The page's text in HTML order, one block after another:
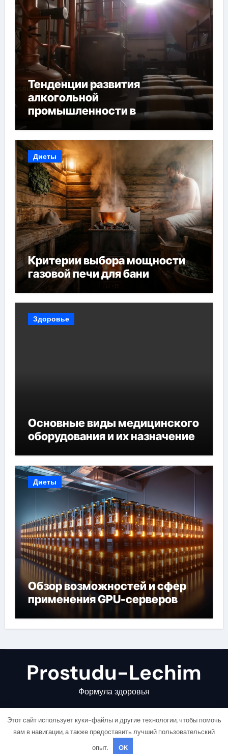
Тенденции развития
алкогольной
промышленности в
Диеты
Критерии выбора мощности
газовой печи для бани
Здоровье
Основные виды медицинского
оборудования и их назначение
Диеты
Обзор возможностей и сфер
применения GPU-серверов
Prostudu-Lechim
Формула здоровья
Copyright © All rights reserved |
Этот сайт использует куки-файлы и другие технологии, чтобы помочь
вам в навигации, а также предоставить лучший пользовательский
опыт.
OK